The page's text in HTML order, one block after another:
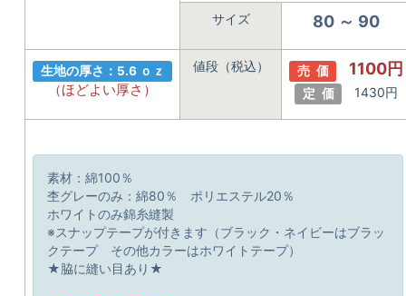
サイズ 80 ～ 90
生地の厚さ：5.6 ｏｚ
（ほどよい厚さ）
値段（税込） 売 価 1100円
定 価 1430円
素材：綿100％
杢グレーのみ：綿80％ ポリエステル20％
ホワイトのみ錦糸縫製
※スナップテープが付きます（ブラック・ネイビーはブラッ
クテープ その他カラーはホワイトテープ）
★脇に縫い目あり★